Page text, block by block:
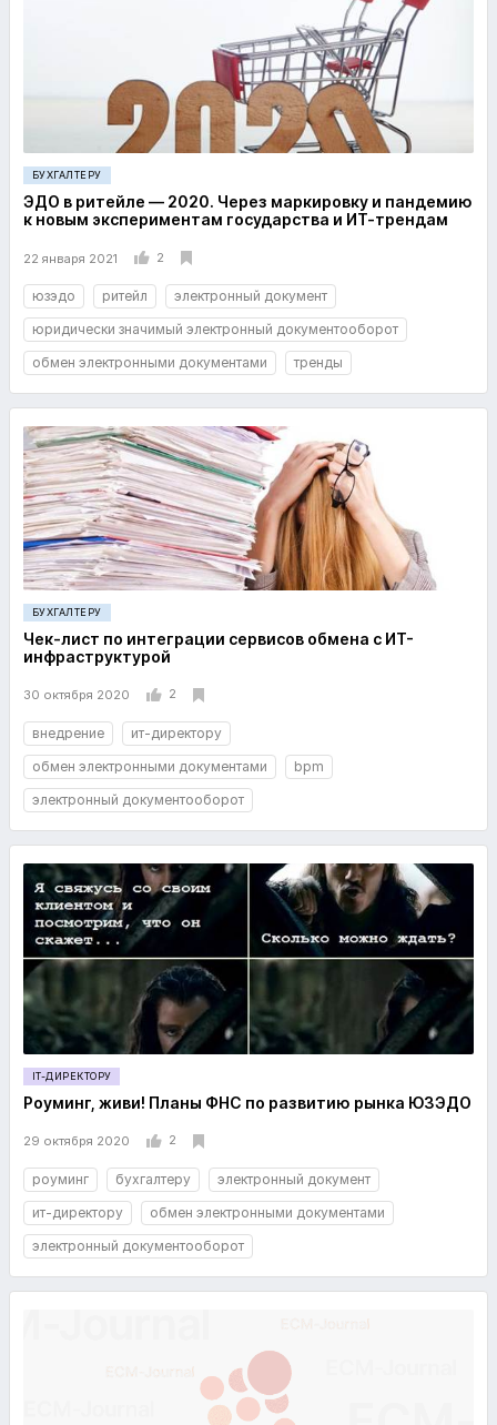
БУХГАЛТЕРУ
ЭДО в ритейле — 2020. Через маркировку и пандемию
к новым экспериментам государства и ИТ-трендам
22 января 2021 2
юзэдо ритейл
электронный документ
юридически значимый электронный документооборот
обмен электронными документами
тренды
БУХГАЛТЕРУ
Чек-лист по интеграции сервисов обмена с ИТ-
инфраструктурой
30 октября 2020 2
внедрение
ит-директору
обмен электронными документами
bpm
электронный документооборот
IT-ДИРЕКТОРУ
Роуминг, живи! Планы ФНС по развитию рынка ЮЗЭДО
29 октября 2020 2
роуминг бухгалтеру
электронный документ
ит-директору
обмен электронными документами
электронный документооборот